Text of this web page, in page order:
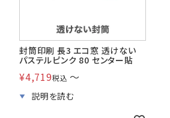
封筒印刷 長3 エコ窓 透けない
パステルピンク 80 センター貼
¥4,719税込 〜